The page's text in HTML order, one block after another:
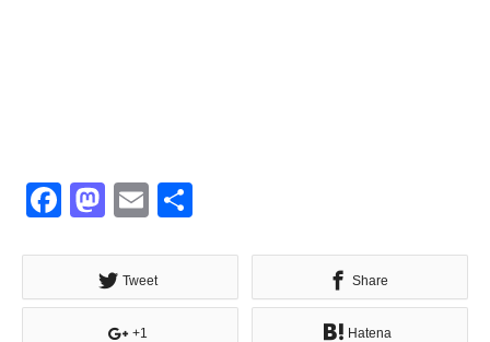
Facebook
Mastodon
Email
Tweet Share
+1 Hatena